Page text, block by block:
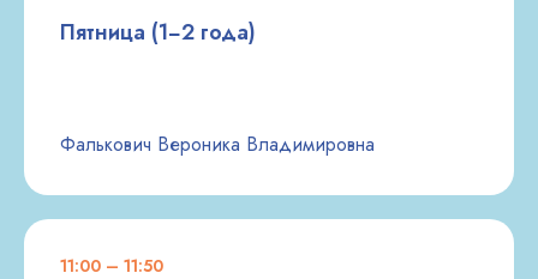
Пятница (1−2 года)
Фалькович Вероника Владимировна
11:00 – 11:50